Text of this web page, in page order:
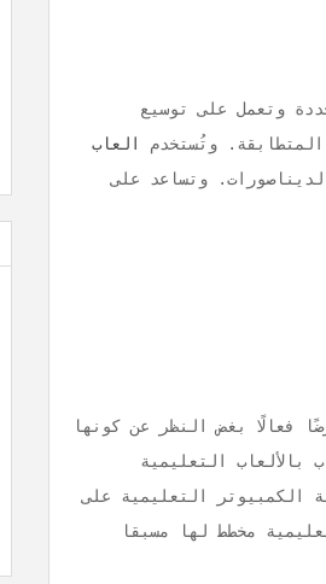
وتعمل على توسيع
وتُستخدم
العاب
وتساعد على
فعالًا بغض النظر عن كونها
التعليمية
الكمبيوتر التعليمية على
مخطط لها مسبقا